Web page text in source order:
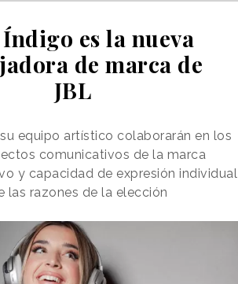
es la nueva
de marca de
JBL
equipo artístico colaborarán en los
comunicativos de la marca
y capacidad de expresión individual
las razones de la elección